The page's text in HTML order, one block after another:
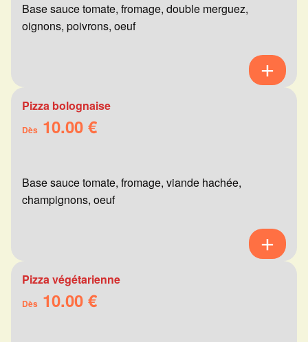
Base sauce tomate, fromage, double merguez,
oignons, poivrons, oeuf
Pizza bolognaise
Dès 10.00 €
Base sauce tomate, fromage, viande hachée,
champignons, oeuf
Pizza végétarienne
Dès 10.00 €